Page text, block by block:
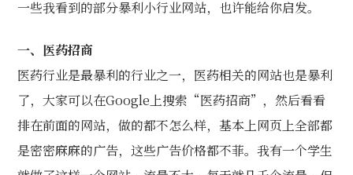
一些我看到的部分暴利小行业网站，也许能给你启发。
一、医药招商
医药行业是最暴利的行业之一，医药相关的网站也是暴利
了，大家可以在Google上搜索“医药招商”，然后看看
排在前面的网站，做的都不怎么样，基本上网页上全部都
是密密麻麻的广告，这些广告价格都不菲。我有一个学生